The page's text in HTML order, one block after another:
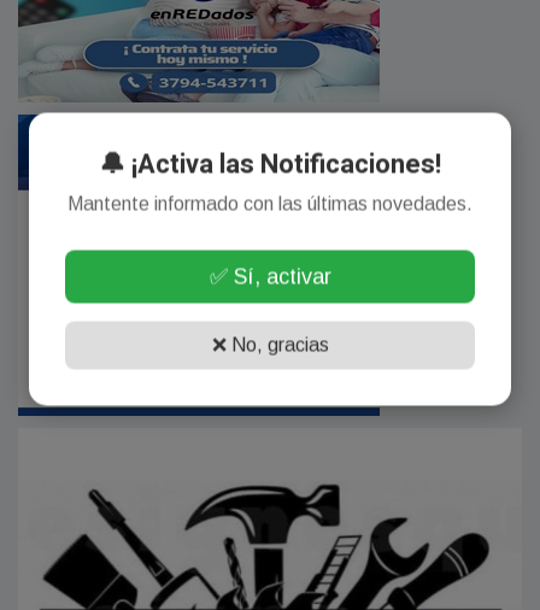
🔔 ¡Activa las Notificaciones!
Mantente informado con las últimas novedades.
✅ Sí, activar
❌ No, gracias